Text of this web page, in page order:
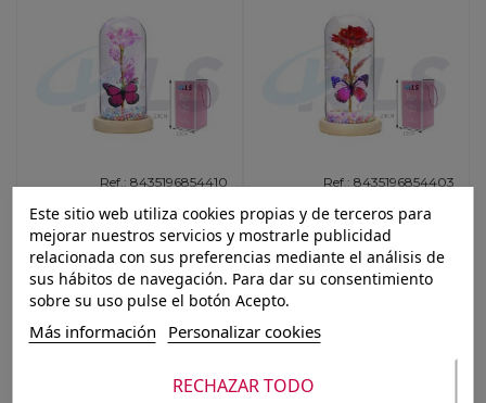
Ref.: 8435196854410
DECORANCION DE
ROSA CON MARIPOSA
ROSA 23CM
Ref.: 8435196854403
DECORANCION DE
ROSA CON MARIPOSA
ROJO 23CM
Este sitio web utiliza cookies propias y de terceros para
mejorar nuestros servicios y mostrarle publicidad
relacionada con sus preferencias mediante el análisis de
sus hábitos de navegación. Para dar su consentimiento
sobre su uso pulse el botón Acepto.
Más información Personalizar cookies
RECHAZAR TODO